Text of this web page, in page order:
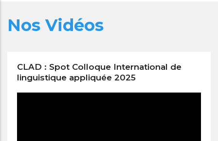
Nos Vidéos
CLAD : Spot Colloque International de
linguistique appliquée 2025